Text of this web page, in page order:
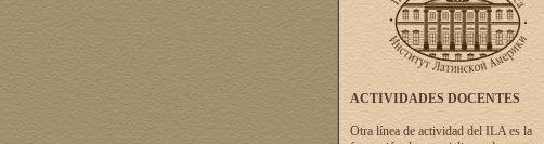
ACTIVIDADES DOCENTES
Otra línea de actividad del ILA es la